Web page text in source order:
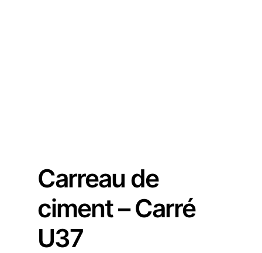
Carreau de
ciment – Carré
U37